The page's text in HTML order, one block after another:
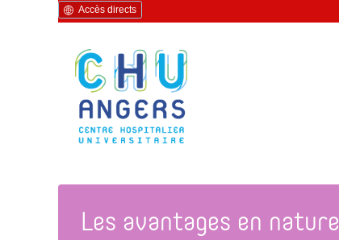
Accès directs
Les avantages en nature